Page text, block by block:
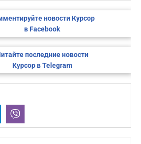
новости Курсор
в Facebook
последние новости
Курсор в Telegram
Telegram